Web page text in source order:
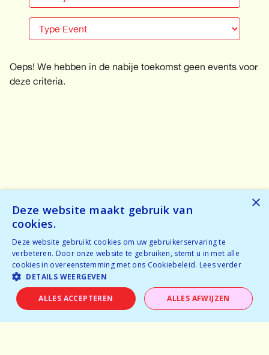
Oeps! We hebben in de nabije toekomst geen events voor
deze criteria.
Deze sympathieke hosts
verwelkomen je met een
big smile in Schilde!
×
Deze website maakt gebruik van
cookies.
Deze website gebruikt cookies om uw gebruikerservaring te
verbeteren. Door onze website te gebruiken, stemt u in met alle
cookies in overeenstemming met ons Cookiebeleid. Lees verder
DETAILS WEERGEVEN
ALLES ACCEPTEREN ALLES AFWIJZEN